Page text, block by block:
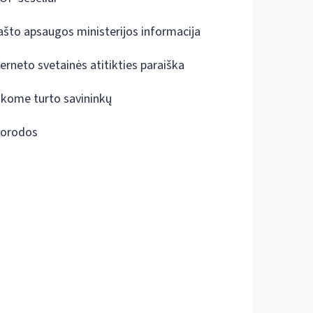
apsaugos ministerijos informacija
svetainės atitikties paraiška
turto savininkų